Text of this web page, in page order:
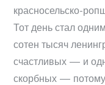
красносельско-
Тот день стал
сотен тысяч
счастливых — и
скорбных —